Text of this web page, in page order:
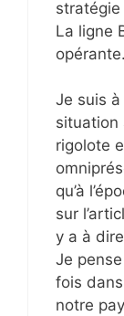
La ligne
opérante.
Je suis
situation
rigolote
qu’à
sur
y a à
Je
fois
notre